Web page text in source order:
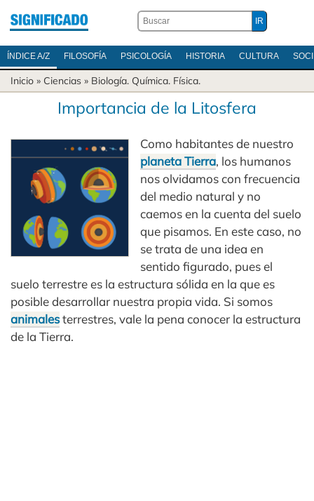
ÍNDICE A/Z FILOSOFÍA PSICOLOGÍA HISTORIA CULTURA
Inicio » Ciencias » Biología. Química. Física.
Importancia de la Litosfera
Como habitantes de nuestro
planeta Tierra, los humanos
nos olvidamos con frecuencia
del medio natural y no
caemos en la cuenta del suelo
que pisamos. En este caso, no
se trata de una idea en
sentido figurado, pues el
suelo terrestre es la estructura sólida en la que es
posible desarrollar nuestra propia vida. Si somos
animalesterrestres, vale la pena conocer la estructura
de la Tierra.